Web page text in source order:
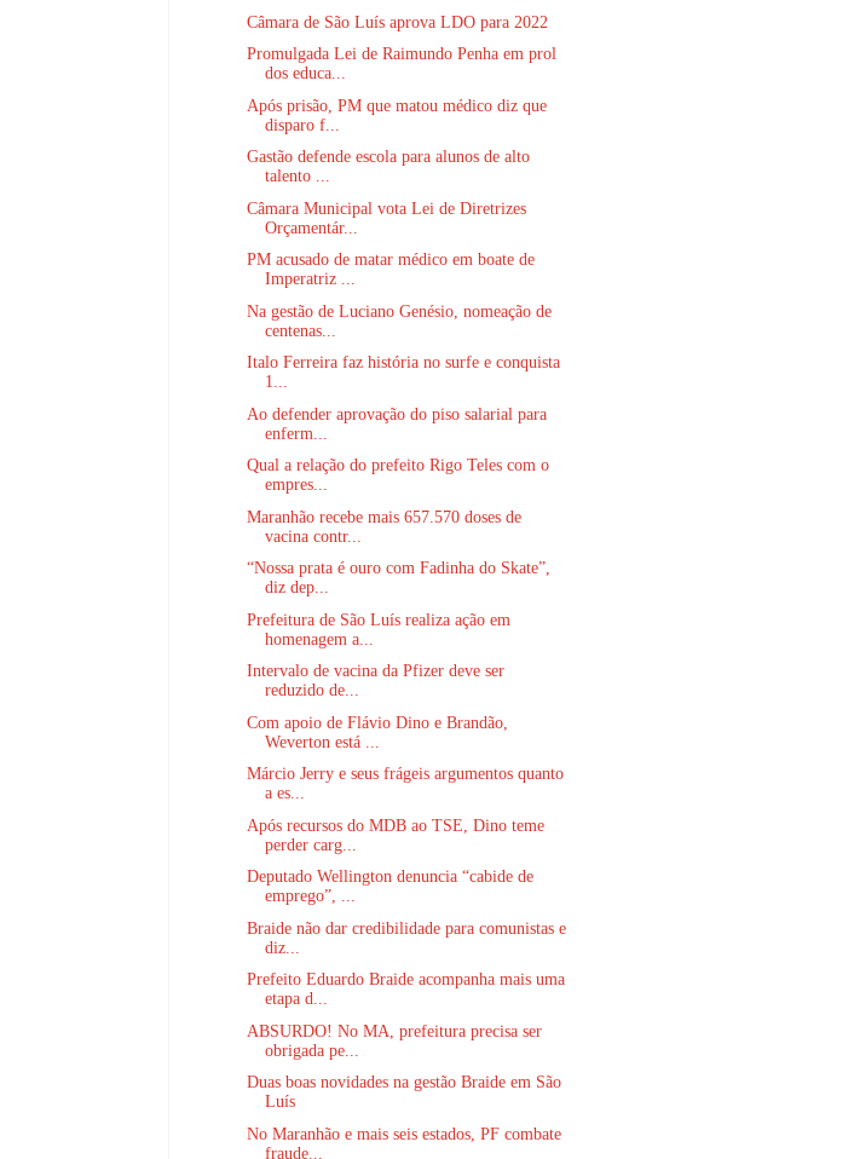
Câmara de São Luís aprova LDO para 2022
Promulgada Lei de Raimundo Penha em prol
dos educa...
Após prisão, PM que matou médico diz que
disparo f...
Gastão defende escola para alunos de alto
talento ...
Câmara Municipal vota Lei de Diretrizes
Orçamentár...
PM acusado de matar médico em boate de
Imperatriz ...
Na gestão de Luciano Genésio, nomeação de
centenas...
Italo Ferreira faz história no surfe e conquista
1...
Ao defender aprovação do piso salarial para
enferm...
Qual a relação do prefeito Rigo Teles com o
empres...
Maranhão recebe mais 657.570 doses de
vacina contr...
“Nossa prata é ouro com Fadinha do Skate”,
diz dep...
Prefeitura de São Luís realiza ação em
homenagem a...
Intervalo de vacina da Pfizer deve ser
reduzido de...
Com apoio de Flávio Dino e Brandão,
Weverton está ...
Márcio Jerry e seus frágeis argumentos quanto
a es...
Após recursos do MDB ao TSE, Dino teme
perder carg...
Deputado Wellington denuncia “cabide de
emprego”, ...
Braide não dar credibilidade para comunistas e
diz...
Prefeito Eduardo Braide acompanha mais uma
etapa d...
ABSURDO! No MA, prefeitura precisa ser
obrigada pe...
Duas boas novidades na gestão Braide em São
Luís
No Maranhão e mais seis estados, PF combate
fraude...